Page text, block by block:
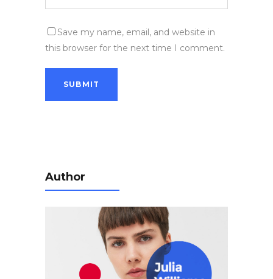
Save my name, email, and website in
this browser for the next time I comment.
Author